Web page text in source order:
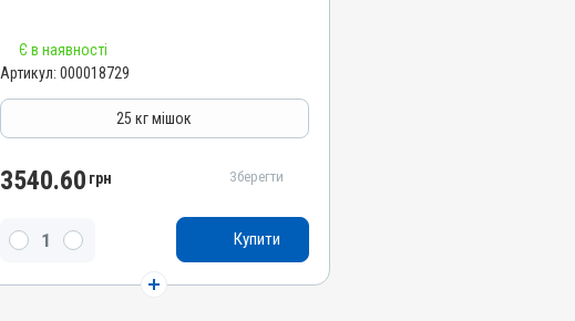
Сорбенти
Лікарська форма
Діючи речовини
Магнію сульфат
ВРХ, Вівці, Кози, Свині, Гуси, Качки, Індики,
Є в наявності
Артикул: 000018729
25 кг мішок
3540.60 грн Зберегти
Купити